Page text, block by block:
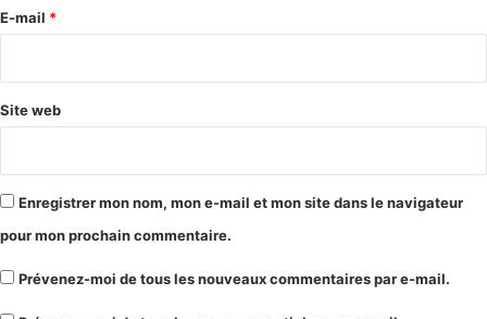
e
E-mail *
Site web
Enregistrer mon nom, mon e-mail et mon site dans le navigateur
pour mon prochain commentaire.
Prévenez-moi de tous les nouveaux commentaires par e-mail.